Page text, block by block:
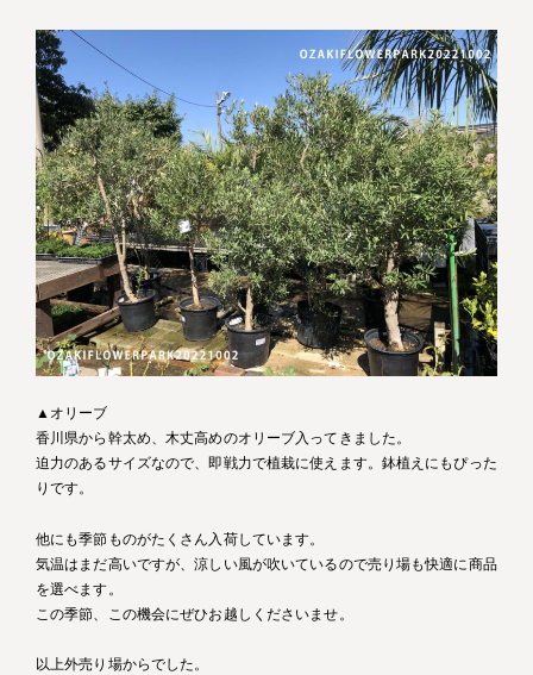
▲オリーブ
香川県から幹太め、木丈高めのオリーブ入ってきました。
迫力のあるサイズなので、即戦力で植栽に使えます。鉢植えにもぴった
りです。
他にも季節ものがたくさん入荷しています。
気温はまだ高いですが、涼しい風が吹いているので売り場も快適に商品
を選べます。
この季節、この機会にぜひお越しくださいませ。
以上外売り場からでした。